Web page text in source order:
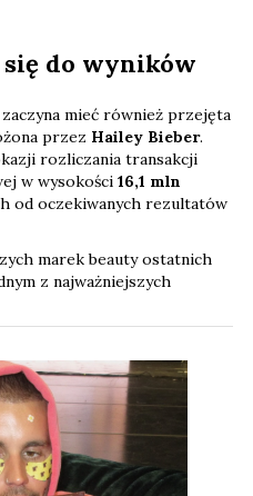
się do wyników
mieć również przejęta
przez Hailey Bieber.
rozliczania transakcji
w wysokości 16,1 mln
od oczekiwanych rezultatów
marek beauty ostatnich
z najważniejszych